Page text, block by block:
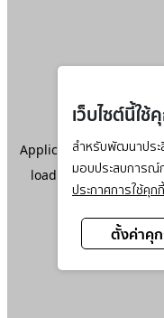
เว็บไซต์นี้ใช้
สำหรับพัฒนาประ
มอบประสบการณ์
ประกาศการใช้คุกกี้
ตั้งค่าคุ
Application error: a
loadingwww.ktc.co.th